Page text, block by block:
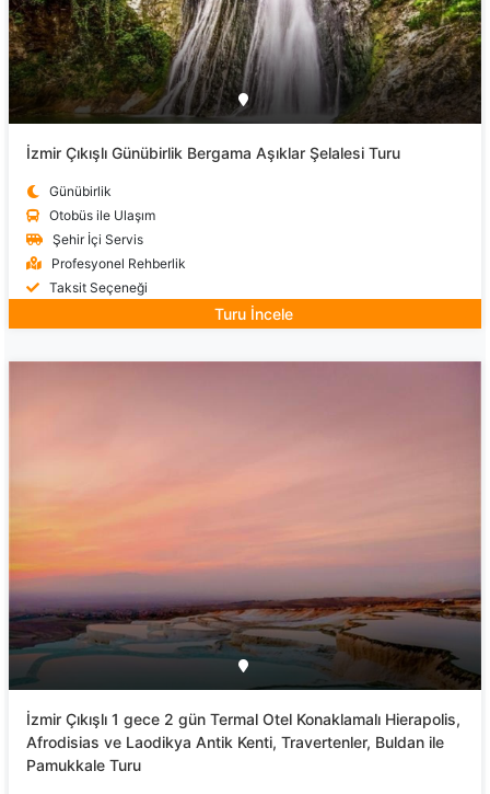
İzmir Çıkışlı Günübirlik Bergama Aşıklar Şelalesi Turu
Günübirlik
Otobüs ile Ulaşım
Şehir İçi Servis
Profesyonel Rehberlik
Taksit Seçeneği
Turu İncele
İzmir Çıkışlı 1 gece 2 gün Termal Otel Konaklamalı Hierapolis,
Afrodisias ve Laodikya Antik Kenti, Travertenler, Buldan ile
Pamukkale Turu